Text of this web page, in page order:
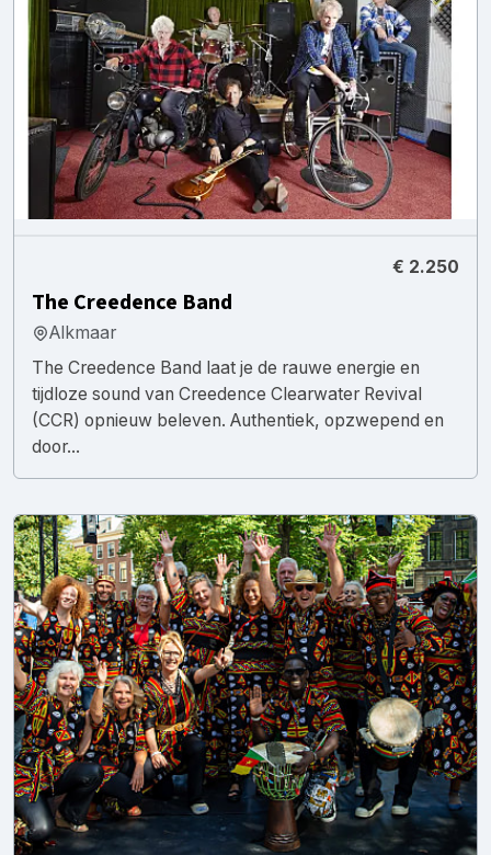
€ 2.250
The Creedence Band
Alkmaar
The Creedence Band laat je de rauwe energie en
tijdloze sound van Creedence Clearwater Revival
(CCR) opnieuw beleven. Authentiek, opzwepend en
door...